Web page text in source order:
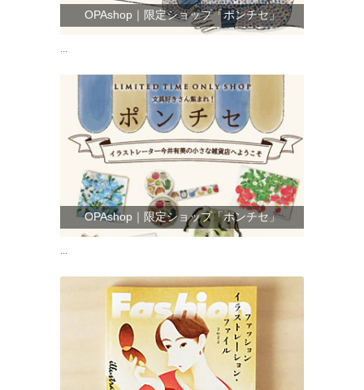
OPAshop｜限定ショップ「ポンチセ」
...
OPAshop｜限定ショップ「ポンチセ」
...